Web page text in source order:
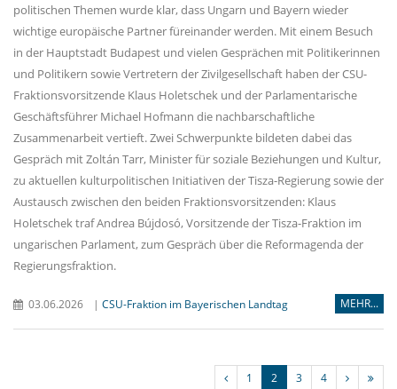
politischen Themen wurde klar, dass Ungarn und Bayern wieder
wichtige europäische Partner füreinander werden. Mit einem Besuch
in der Hauptstadt Budapest und vielen Gesprächen mit Politikerinnen
und Politikern sowie Vertretern der Zivilgesellschaft haben der CSU-
Fraktionsvorsitzende Klaus Holetschek und der Parlamentarische
Geschäftsführer Michael Hofmann die nachbarschaftliche
Zusammenarbeit vertieft. Zwei Schwerpunkte bildeten dabei das
Gespräch mit Zoltán Tarr, Minister für soziale Beziehungen und Kultur,
zu aktuellen kulturpolitischen Initiativen der Tisza-Regierung sowie der
Austausch zwischen den beiden Fraktionsvorsitzenden: Klaus
Holetschek traf Andrea Bújdosó, Vorsitzende der Tisza-Fraktion im
ungarischen Parlament, zum Gespräch über die Reformagenda der
Regierungsfraktion.
03.06.2026 | CSU-Fraktion im Bayerischen Landtag MEHR...
1 2 3 4